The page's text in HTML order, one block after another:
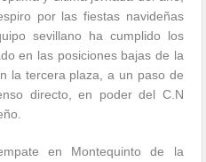
por las fiestas navideñas
sevillano ha cumplido los
en las posiciones bajas de la
la tercera plaza, a un paso de
directo, en poder del C.N
en Montequinto de la